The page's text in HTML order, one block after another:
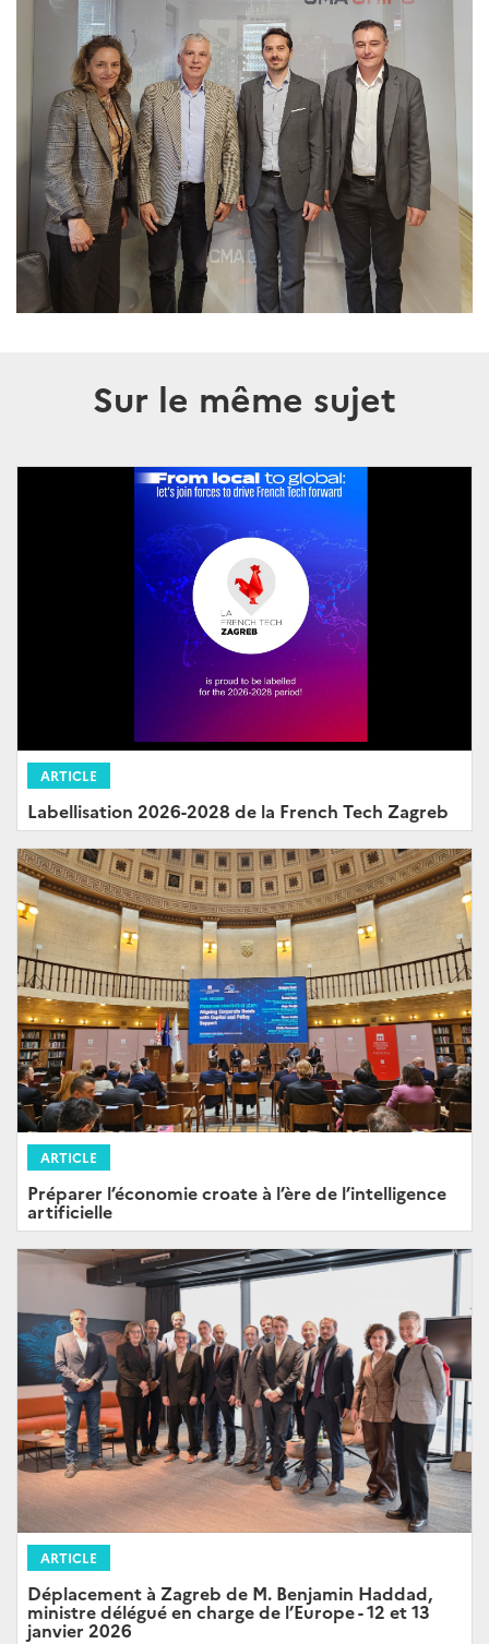
Sur le même sujet
ARTICLE
Labellisation 2026-2028 de la French Tech Zagreb
ARTICLE
Préparer l’économie croate à l’ère de l’intelligence
artificielle
ARTICLE
Déplacement à Zagreb de M. Benjamin Haddad,
ministre délégué en charge de l’Europe - 12 et 13
janvier 2026